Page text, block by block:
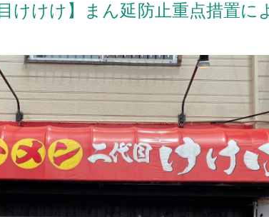
けけけ】まん延防止重点措置に